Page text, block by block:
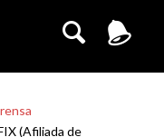
(Afiliada de